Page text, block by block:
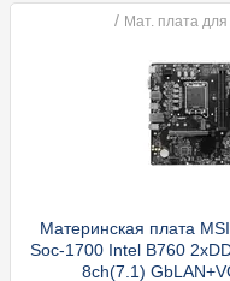
/ Мат. плата
Материнская плата
Soc-1700 Intel B760
8ch(7.1)